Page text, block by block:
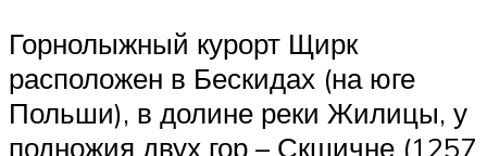
Горнолыжный курорт Щирк
расположен в Бескидах (на юге
Польши), в долине реки Жилицы, у
подножия двух гор – Скшичне (1257